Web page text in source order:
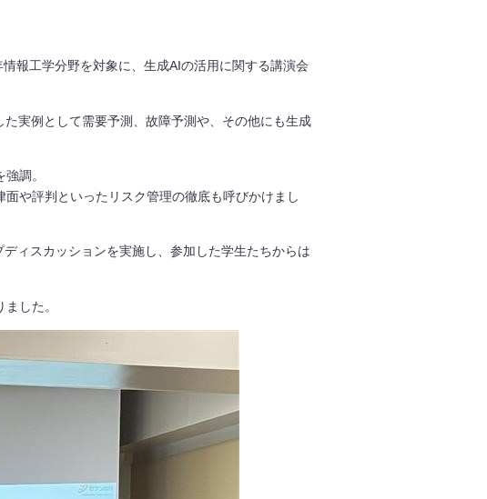
報工学分野を対象に、生成AIの活用に関する講演会
実例として需要予測、故障予測や、その他にも生成
調。
や評判といったリスク管理の徹底も呼びかけまし
ィスカッションを実施し、参加した学生たちからは
した。